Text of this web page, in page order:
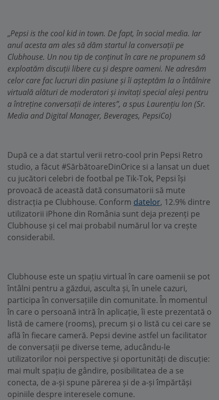
„Pepsi is the cool kid in town. De fapt, în social media. Iar
anul acesta am ales să dăm startul la conversații pe
Clubhouse. Un nou tip de conținut în care ne propunem să
exploatăm discuții libere cu și despre oameni. Ne adresăm
celor care fac lucruri din pasiune și îi așteptăm la o întâlnire
virtuală alături de moderatori și invitați special aleși pentru
a întreține conversații de interes”, a spus Laurențiu Ion (Sr.
Media and Digital Manager, Beverages, PepsiCo)
După ce a dat startul verii retro-cool prin Pepsi Retro
studio, a făcut #SărbătoareDinOrice si a lansat un duet
cu jucători celebri de footbal pe Tik-Tok, Pepsi își
provoacă de această dată consumatorii să mute
distracția pe Clubhouse. Conform datelor, 12.9% dintre
utilizatorii iPhone din România sunt deja prezenți pe
Clubhouse și cel mai probabil numărul lor va crește
considerabil.
Clubhouse este un spațiu virtual în care oamenii se pot
întâlni pentru a găzdui, asculta și, în unele cazuri,
participa în conversațiile din comunitate. În momentul
în care o persoană intră în aplicație, îi este prezentată o
listă de camere (rooms), precum și o listă cu cei care se
află în fiecare cameră. Pepsi devine astfel un facilitator
de conversații pe diverse teme, aducându-le
utilizatorilor noi perspective și oportunități de discuție:
mai mult spațiu de gândire, posibilitatea de a se
conecta, de a-și spune părerea și de a-și împărtăși
opiniile despre interesele comune.